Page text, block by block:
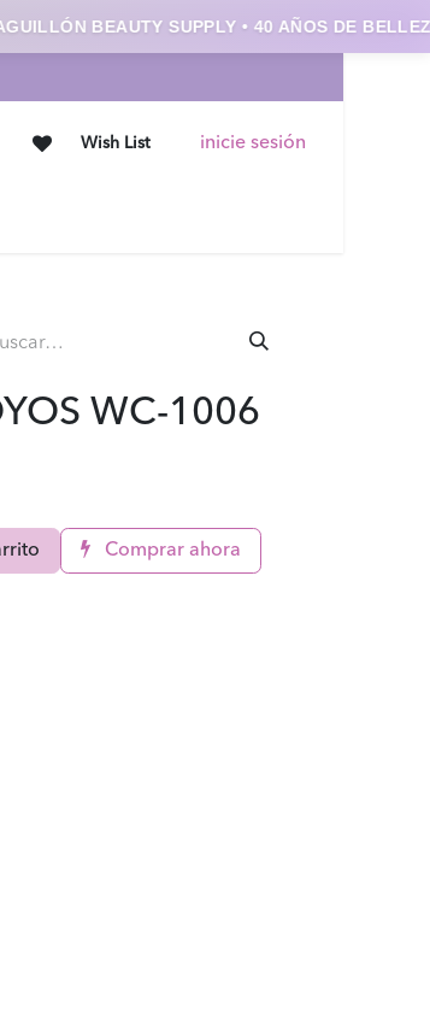
Wish List inicie sesión
WC-1006
Comprar ahora
BEAUTY SUPPLY • 40 AÑOS DE BELLEZA